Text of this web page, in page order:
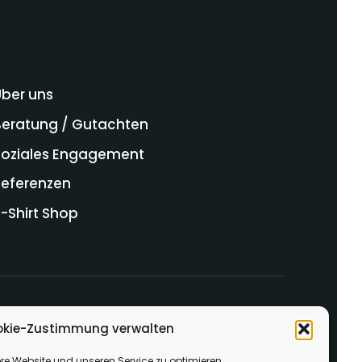
Zustimmung verwalten
uns
/ Gutachten
Engagement
Shirt Shop